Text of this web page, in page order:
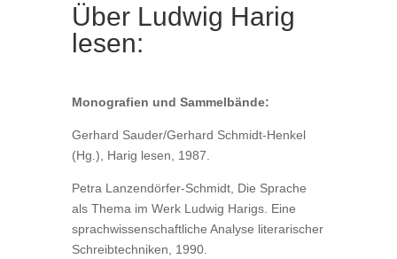
Über Ludwig Harig
lesen:
Monografien und Sammelbände:
Gerhard Sauder/Gerhard Schmidt-Henkel
(Hg.), Harig lesen, 1987.
Petra Lanzendörfer-Schmidt, Die Sprache
als Thema im Werk Ludwig Harigs. Eine
sprachwissenschaftliche Analyse literarischer
Schreibtechniken, 1990.